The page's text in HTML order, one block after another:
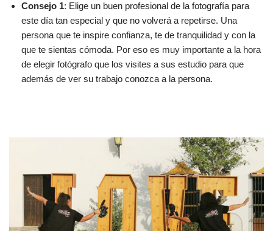
Consejo 1: Elige un buen profesional de la fotografía para
este día tan especial y que no volverá a repetirse. Una
persona que te inspire confianza, te de tranquilidad y con la
que te sientas cómoda. Por eso es muy importante a la hora
de elegir fotógrafo que los visites a sus estudio para que
además de ver su trabajo conozca a la persona.